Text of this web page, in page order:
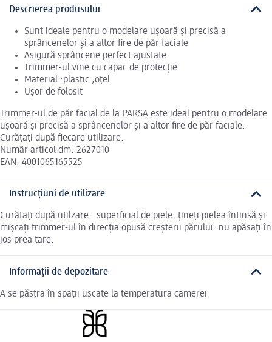
Descrierea produsului
Sunt ideale pentru o modelare ușoară și precisă a
sprâncenelor și a altor fire de păr faciale
Asigură sprâncene perfect ajustate
Trimmer-ul vine cu capac de protecție
Material :plastic ,oțel
Ușor de folosit
Trimmer-ul de păr facial de la PARSA este ideal pentru o modelare
ușoară și precisă a sprâncenelor și a altor fire de păr faciale.
Curățați după fiecare utilizare.
Număr articol dm: 2627010
EAN: 4001065165525
Instrucțiuni de utilizare
Curătați după utilzare. superficial de piele. țineți pielea întinsă și
mișcați trimmer-ul în direcția opusă creșterii părului. nu apăsați în
jos prea tare.
Informații de depozitare
A se păstra în spații uscate la temperatura camerei